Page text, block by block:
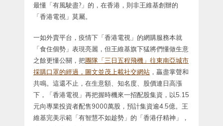
最懂「有風駛盡?」的，在香港，則非王維基創辦的
「香港電視」莫屬。
一如外賣平台，疫情下「香港電視」的網購服務本就
「食住個勢」表現亮麗，但王維基旗下猛將們懂做生意
之餘更懂公關，把團隊「三日五程飛機」往東南亞城市
採購口罩的經過，圖文並茂上載社交網站 ，贏盡掌聲和
共鳴。這還不止，在生意額、知名度、股價連日高漲
下，「香港電視」再把握時機來一招配股集資，以5.15
元向專業投資者配售9000萬股，預計集資逾4.5億。王
維基完美示範「有智慧不如趁勢」的「香港仔精神」，